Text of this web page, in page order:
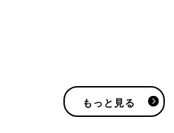
もっと見る